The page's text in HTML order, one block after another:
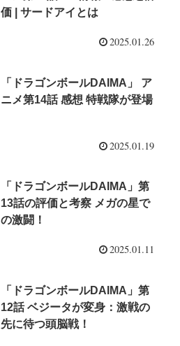
価 | サードアイとは
2025.01.26
「ドラゴンボールDAIMA」 ア
ニメ第14話 感想 特戦隊が登場
2025.01.19
「ドラゴンボールDAIMA」第
13話の評価と考察 メガの星で
の激闘！
2025.01.11
「ドラゴンボールDAIMA」第
12話 ベジータが変身：激戦の
先に待つ頭脳戦！